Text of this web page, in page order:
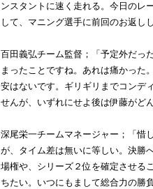
ンスタントに速く走れる。今日のレ
して、マニング選手に前回のお返し
百田義弘チーム監督；「予定外だっ
まったことですね。あれは痛かった
安はないです。ギリギリまでコンデ
せんが、いずれにせよ後は伊藤がど
深尾栄一チームマネージャー；「惜
が、タイム差は無いに等しい。決勝
場権や、シリーズ２位を確定させる
ちたい。いつにもまして総合力の勝